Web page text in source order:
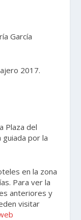
García
2017.
Plaza del
guiada por la
en la zona
Para ver la
anteriores y
visitar